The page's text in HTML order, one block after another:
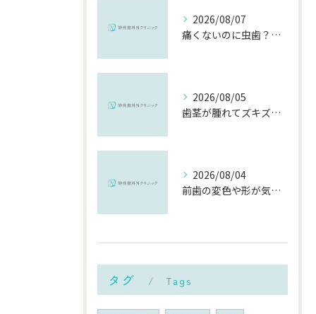
2026/08/07
痛くないのに虫歯？「痛みのない虫歯」が進行する理由と発見方法
2026/08/05
歯茎が腫れてズキズキ痛む時の応急処置と、早めに受診すべき理由
2026/08/04
前歯の変色や形が気になる…削らずにきれいに整える「ダイレクトボンディング」とは？
タグ Tags